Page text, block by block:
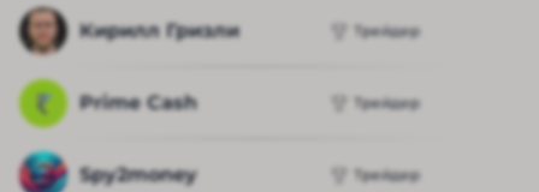
Кирилл Гризли Трейдер
Prime Cash Трейдер
Spy2money Трейдер